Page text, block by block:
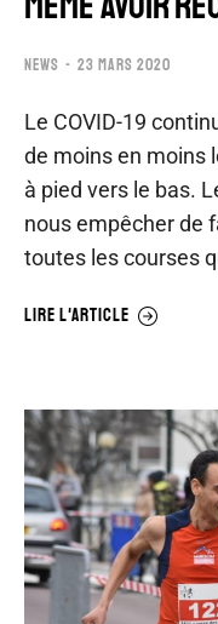
NEWS 23 MARS 2020
Le COVID-19
de moins en moins
à pied vers le bas.
nous empêcher de
toutes les courses
LIRE L'ARTICLE